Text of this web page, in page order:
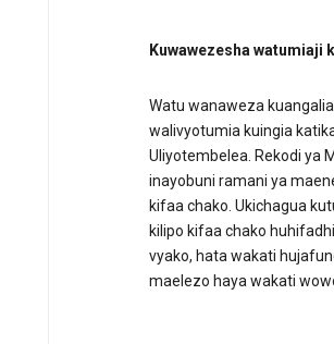
Kuwawezesha watumiaji
Watu wanaweza
walivyotumia kuingia
Uliyotembelea. Rekodi ya
inayobuni ramani ya
kifaa chako. Ukichagua
kilipo kifaa chako
vyako, hata wakati
maelezo haya wakati